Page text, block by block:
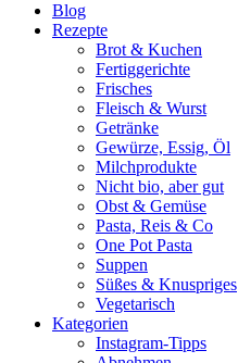
Blog
Rezepte
Brot & Kuchen
Fertiggerichte
Frisches
Fleisch & Wurst
Getränke
Gewürze, Essig, Öl
Milchprodukte
Nicht bio, aber gut
Obst & Gemüse
Pasta, Reis & Co
One Pot Pasta
Suppen
Süßes & Knuspriges
Vegetarisch
Kategorien
Instagram-Tipps